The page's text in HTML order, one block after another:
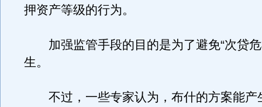
押资产等级的行为。
加强监管手段的目的是为了避免“次贷危
生。
不过，一些专家认为，布什的方案能产